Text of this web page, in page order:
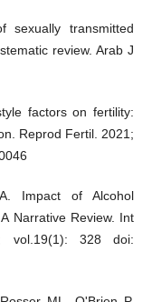
sexually transmitted
review. Arab J
factors on fertility:
Reprod Fertil. 2021;
Impact of Alcohol
Narrative Review. Int
vol.19(1): 328 doi: